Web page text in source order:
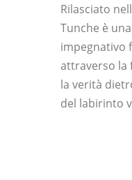
Rilasciato
Tunche è
impegnativo
attraverso la
la verità
del labirinto